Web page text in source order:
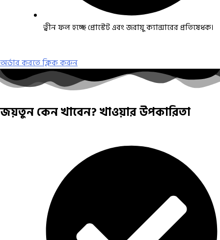
ত্বীন ফল হচ্ছে প্রোস্টেট এবং জরায়ু ক্যান্সারের প্রতিষেধক।
অর্ডার করতে ক্লিক করুন
জয়তুন কেন খাবেন? খাওয়ার উপকারিতা